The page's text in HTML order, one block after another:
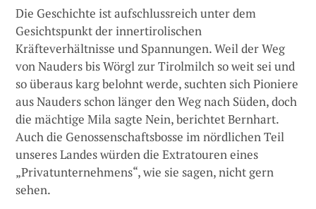
Die Geschichte ist aufschlussreich unter dem
Gesichtspunkt der innertirolischen
Kräfteverhältnisse und Spannungen. Weil der Weg
von Nauders bis Wörgl zur Tirolmilch so weit sei und
so überaus karg belohnt werde, suchten sich Pioniere
aus Nauders schon länger den Weg nach Süden, doch
die mächtige Mila sagte Nein, berichtet Bernhart.
Auch die Genossenschaftsbosse im nördlichen Teil
unseres Landes würden die Extratouren eines
„Privatunternehmens“, wie sie sagen, nicht gern
sehen.